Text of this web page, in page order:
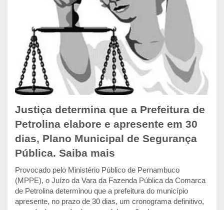
Justiça determina que a Prefeitura de
Petrolina elabore e apresente em 30
dias, Plano Municipal de Segurança
Pública. Saiba mais
Provocado pelo Ministério Público de Pernambuco
(MPPE), o Juízo da Vara da Fazenda Pública da Comarca
de Petrolina determinou que a prefeitura do município
apresente, no prazo de 30 dias, um cronograma definitivo,